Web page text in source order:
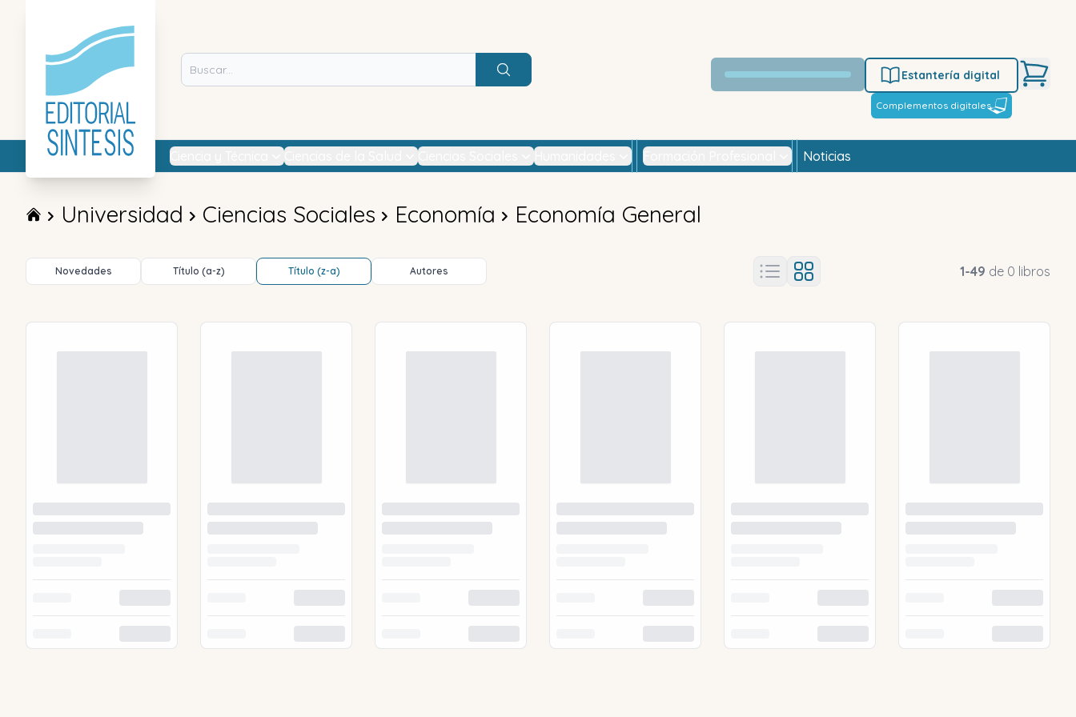
Buscar
Estantería digital
Complementos digitales
Noticias
Universidad Ciencias Sociales Economía Economía General
Novedades Título (a-z) Título (z-a) Autores 1-49 de 0 libros